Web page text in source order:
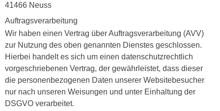
41466 Neuss
Auftragsverarbeitung
Wir haben einen Vertrag über Auftragsverarbeitung (AVV)
zur Nutzung des oben genannten Dienstes geschlossen.
Hierbei handelt es sich um einen datenschutzrechtlich
vorgeschriebenen Vertrag, der gewährleistet, dass dieser
die personenbezogenen Daten unserer Websitebesucher
nur nach unseren Weisungen und unter Einhaltung der
DSGVO verarbeitet.